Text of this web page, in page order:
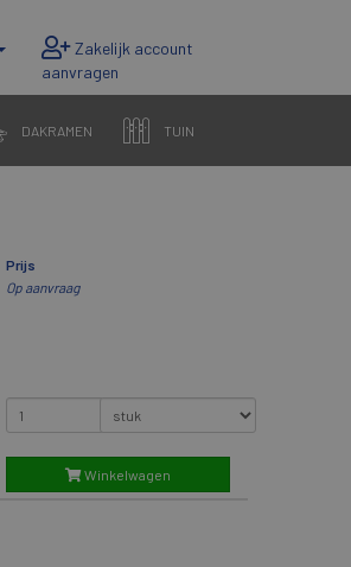
DAKRAMEN TUIN
Prijs
Op aanvraag
Winkelwagen